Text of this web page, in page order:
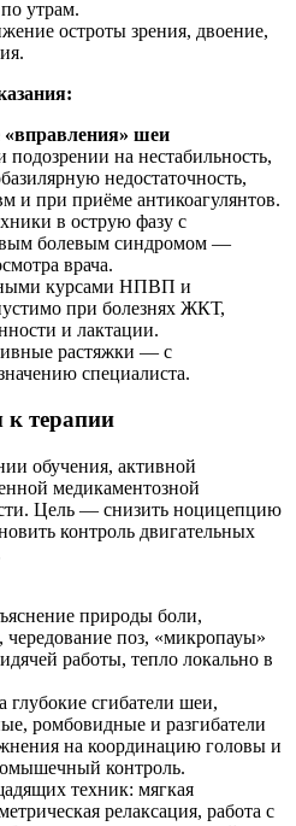
утрам.
остроты зрения, двоение,
шеи
подозрении на нестабильность,
недостаточность,
и при приёме антикоагулянтов.
в острую фазу с
болевым синдромом —
врача.
курсами НПВП и
при болезнях ЖКТ,
и лактации.
растяжки — с
специалиста.
к терапии
обучения, активной
медикаментозной
Цель — снизить ноцицепцию
контроль двигательных
природы боли,
чередование поз, «микропауы»
работы, тепло локально в
сгибатели шеи,
ромбовидные и разгибатели
на координацию головы и
контроль.
техник: мягкая
релаксация, работа с